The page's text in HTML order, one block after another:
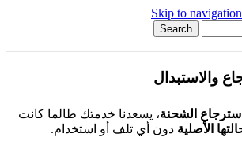
Skip to navigation
Search
والاستبدال
استرجاع الشحنة، يسعدنا خدمتك طالما كانت
الأصلية دون أي تلف أو استخدام.